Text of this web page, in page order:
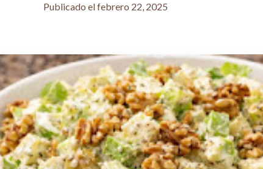
Publicado el febrero 22, 2025